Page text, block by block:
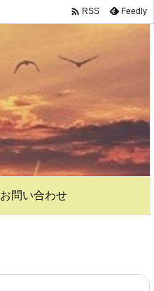
お問い合わせ
 RSS Feedly